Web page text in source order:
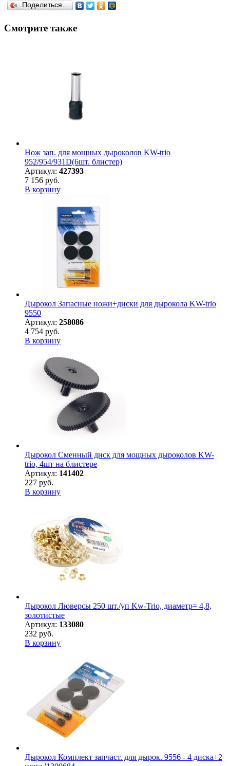
Поделиться…
Смотрите также
Нож зап. для мощных дыроколов KW-trio
952/954/931D(6шт. блистер)
Артикул: 427393
7 156 руб.
В корзину
Дырокол Запасные ножи+диски для дырокола KW-trio
9550
Артикул: 258086
4 754 руб.
В корзину
Дырокол Сменный диск для мощных дыроколов KW-
trio, 4шт на блистере
Артикул: 141402
227 руб.
В корзину
Дырокол Люверсы 250 шт./уп Kw-Trio, диаметр= 4,8,
золотистые
Артикул: 133080
232 руб.
В корзину
Дырокол Комплект запчаст. для дырок. 9556 - 4 диска+2